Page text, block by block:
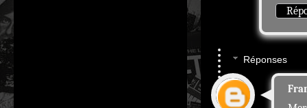
Réponses